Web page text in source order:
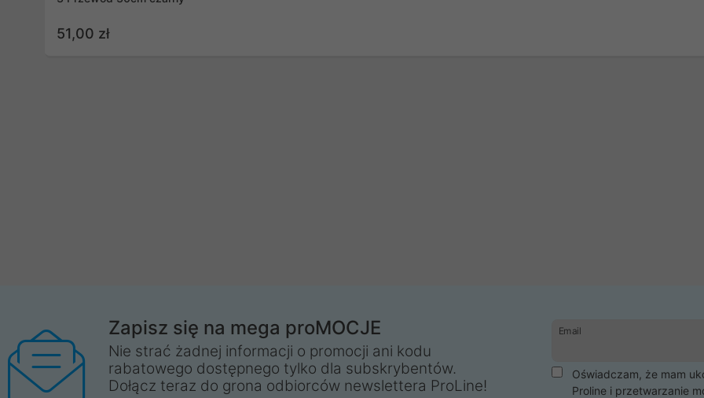
51,00 zł
Zapisz się na mega proMOCJE
Nie strać żadnej informacji o promocji ani kodu
rabatowego dostępnego tylko dla subskrybentów.
Dołącz teraz do grona odbiorców newslettera ProLine!
Email
Oświadczam, że mam
Proline i przetwarzanie